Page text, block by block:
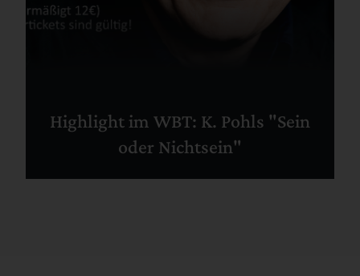
Highlight im WBT: K. Pohls "Sein
oder Nichtsein"